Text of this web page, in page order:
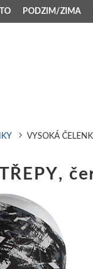
PODZIM/ZIMA
Zimní čepice na
Kukly
VYSOKÁ